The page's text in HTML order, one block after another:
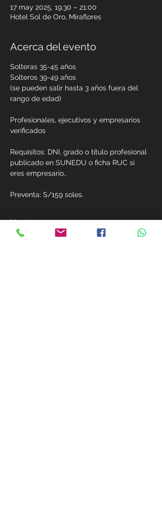
17 may 2025, 19:30 – 21:00
Hotel Sol de Oro, Miraflores
Acerca del evento
Solteras 35-45 años
Solteros 39-49 años
(se pueden salir hasta 3 años fuera del
rango de edad)
Profesionales, ejecutivos y empresarios
verificados
Requisitos: DNI, grado o título profesional
publicado en SUNEDU o ficha RUC si
eres empresario..
Preventa: S/159 soles.
Mostrar más